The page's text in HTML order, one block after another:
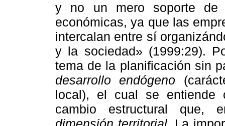
y no un mero soporte de
económicas, ya que las
intercalan entre sí
y la sociedad» (1999:29).
tema de la planificación sin
desarrollo endógeno
local), el cual se entiende
cambio estructural que,